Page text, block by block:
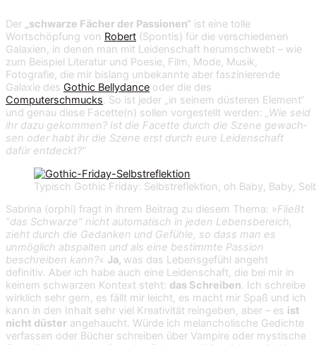
Der „schwarze Fächer der Passionen“ ist eine tolle
Wortschöpfung von Robert (Spontis) für die verschiedenen
Galaxien, in denen man mit Leidenschaft herumschwebt – wie
zum Beispiel Literatur und Poesie, Film, Mode, Musik,
Fotografie, die mir bislang unbekannte aber faszinierende
Galaxie des Gothic Bellydance oder die des
Computerschmucks. So ist jeder „in seinem düsteren Element“
und genau diese Facette(n) sollen vorgestellt werden: „Wie seid
ihr dazu gekom­men? Ist die Facette durch die Szene gewach­
sen oder habt ihr die Szene erst durch eure Lei­den­schaft
dafür entdeckt?“
Typisch Gothic Friday: Selbstreflektion, oh Baby, Baby,
Sabrina (orphi) fragt in ihrem Beitrag zu diesem Thema: »Fließt
“das Schwarze” nicht auto­ma­tisch in jeden Lebens­be­reich,
zieht durch die Gedan­ken und Gefühle, so dass man es
unmög­lich abspal­ten und als eine bestimmte Pas­sion
beschrei­ben kann?« Ja, was das Lebensgefühl angeht
definitiv. Aber ich habe auch eine Leidenschaft, die bei mir in
keinem schwarzen Kontext steht: das Schreiben. Ich schreibe
wirklich sehr gern, es fällt mir leicht, es macht mir Spaß und ich
kann in den Inhalt sehr viel Kreativität reingeben, aber – es ist
nicht düster angehaucht. Würde ich melancholische Gedichte
verfassen oder Bücher schreiben über Vampire oder mystische